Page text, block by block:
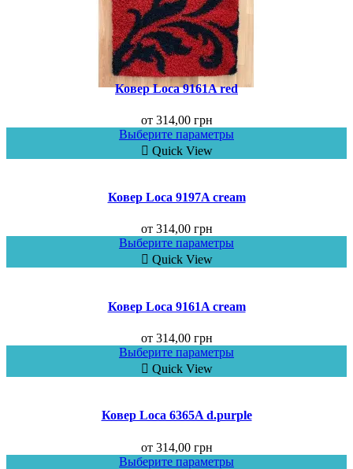
Ковер Loca 9161A red
от 314,00 грн
Выберите параметры
Quick View
Ковер Loca 9197A cream
от 314,00 грн
Выберите параметры
Quick View
Ковер Loca 9161A cream
от 314,00 грн
Выберите параметры
Quick View
Ковер Loca 6365A d.purple
от 314,00 грн
Выберите параметры